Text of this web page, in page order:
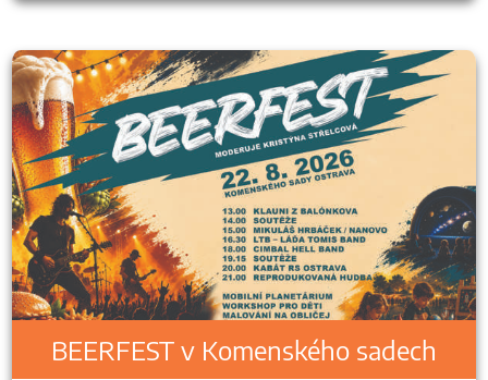
BEERFEST v Komenského sadech